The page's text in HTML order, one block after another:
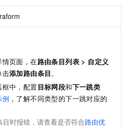
页面，在路由条目列表 > 自定义
击添加路由条目。
框中，配置目标网段和下一跳类
例 ，了解不同类型的下一跳对应的
时报错，请查看是否符合路由优